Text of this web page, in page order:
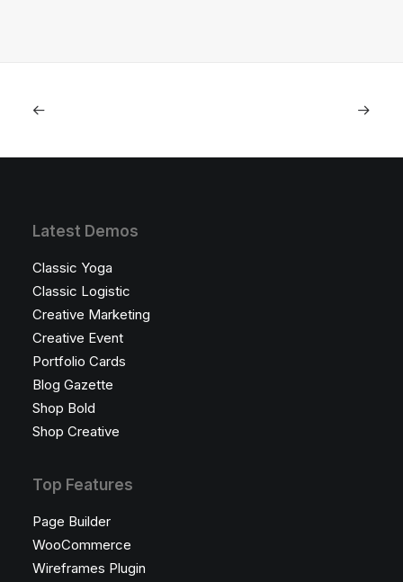
Latest Demos
Classic Yoga
Classic Logistic
Creative Marketing
Creative Event
Portfolio Cards
Blog Gazette
Shop Bold
Shop Creative
Top Features
Page Builder
WooCommerce
Wireframes Plugin